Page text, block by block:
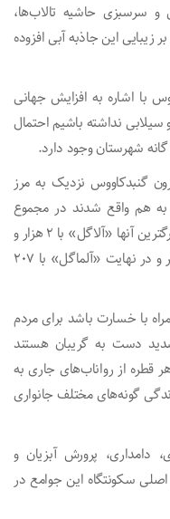
سرسبزی حاشیه تالاب‌ها،
زیبایی این جاذبه آبی افزوده
با اشاره به افزایش جهانی
سیلابی نداشته باشیم احتمال
شهرستان وجود دارد.
گنبدکاووس نزدیک به مرز
به هم واقع شدند در مجموع
افزون بر سه هزار هکتار مساحت دارند که بزرگترین آنها «آلاگل» با ۲ هزار و
۵۰۰ هکتار و سپس «آجی‌گل» با ۳۲۰ هکتار و در نهایت «آلماگل» با ۲۰۷
با خسارت باشد برای مردم
دست به گریبان هستند
از رواناب‌های جاری به
گونه‌های مختلف جانواری
دامداری، پرورش آبزیان و
سکونتگاه این جوامع در